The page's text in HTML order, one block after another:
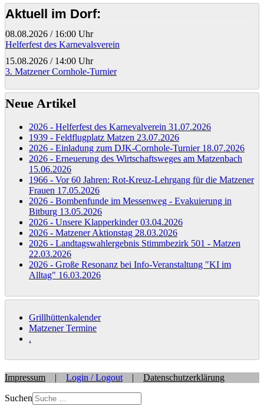
Aktuell im Dorf:
08.08.2026 / 16:00 Uhr
Helferfest des Karnevalsverein
15.08.2026 / 14:00 Uhr
3. Matzener Cornhole-Turnier
Neue Artikel
2026 - Helferfest des Karnevalverein 31.07.2026
1939 - Feldflugplatz Matzen 23.07.2026
2026 - Einladung zum DJK-Cornhole-Turnier 18.07.2026
2026 - Erneuerung des Wirtschaftsweges am Matzenbach
15.06.2026
1966 - Vor 60 Jahren: Rot-Kreuz-Lehrgang für die Matzener
Frauen 17.05.2026
2026 - Bombenfunde im Messenweg - Evakuierung in
Bitburg 13.05.2026
2026 - Unsere Klapperkinder03.04.2026
2026 - Matzener Aktionstag 28.03.2026
2026 - Landtagswahlergebnis Stimmbezirk 501 - Matzen
22.03.2026
2026 - Große Resonanz bei Info-Veranstaltung "KI im
Alltag" 16.03.2026
Grillhüttenkalender
Matzener Termine
.
Impressum | Login / Logout | Datenschutzerklärung
Suchen